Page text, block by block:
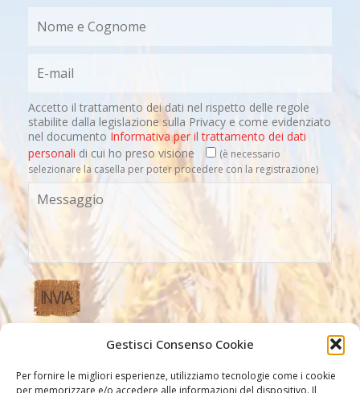
Gestisci Consenso Cookie
Per fornire le migliori esperienze, utilizziamo tecnologie come i cookie
per memorizzare e/o accedere alle informazioni del dispositivo. Il
Accetto il trattamento dei dati nel rispetto delle regole
stabilite dalla legislazione sulla Privacy e come evidenziato
nel documento Informativa per il trattamento dei dati
personali di cui ho preso visione
(è necessario
selezionare la casella per poter procedere con la registrazione)
Altri Link